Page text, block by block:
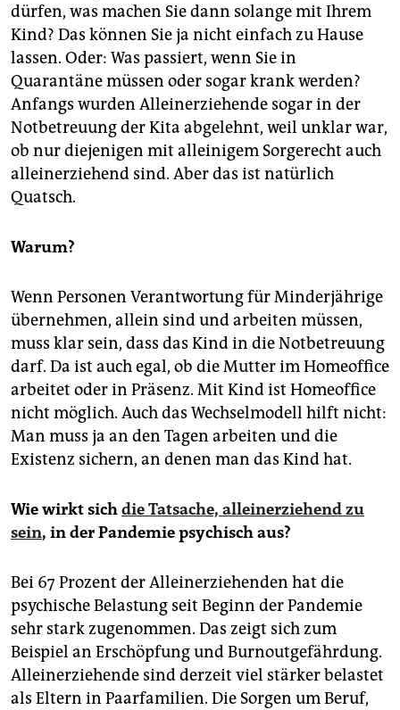
dürfen, was machen Sie dann solange mit Ihrem
Kind? Das können Sie ja nicht einfach zu Hause
lassen. Oder: Was passiert, wenn Sie in
Quarantäne müssen oder sogar krank werden?
Anfangs wurden Alleinerziehende sogar in der
Notbetreuung der Kita abgelehnt, weil unklar war,
ob nur diejenigen mit alleinigem Sorgerecht auch
alleinerziehend sind. Aber das ist natürlich
Quatsch.
Warum?
Wenn Personen Verantwortung für Minderjährige
übernehmen, allein sind und arbeiten müssen,
muss klar sein, dass das Kind in die Notbetreuung
darf. Da ist auch egal, ob die Mutter im Homeoffice
arbeitet oder in Präsenz. Mit Kind ist Homeoffice
nicht möglich. Auch das Wechselmodell hilft nicht:
Man muss ja an den Tagen arbeiten und die
Existenz sichern, an denen man das Kind hat.
Wie wirkt sichdie Tatsache, alleinerziehend zu
sein, in der Pandemie psychisch aus?
Bei 67 Prozent der Alleinerziehenden hat die
psychische Belastung seit Beginn der Pandemie
sehr stark zugenommen. Das zeigt sich zum
Beispiel an Erschöpfung und Burnoutgefährdung.
Alleinerziehende sind derzeit viel stärker belastet
als Eltern in Paarfamilien. Die Sorgen um Beruf,